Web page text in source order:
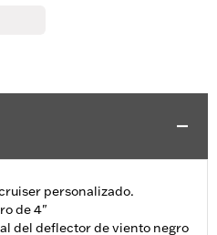
personalizado.
de 4"
del deflector de viento negro